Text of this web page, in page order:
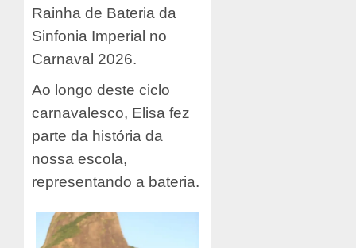
Rainha de Bateria da
Sinfonia Imperial no
Carnaval 2026.
Ao longo deste ciclo
carnavalesco, Elisa fez
parte da história da
nossa escola,
representando a bateria.